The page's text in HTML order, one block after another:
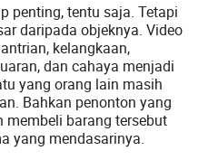
penting, tentu saja. Tetapi
daripada objeknya. Video
kelangkaan,
dan cahaya menjadi
yang orang lain masih
Bahkan penonton yang
barang tersebut
yang mendasarinya.